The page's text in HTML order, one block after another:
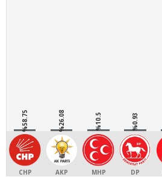
%58.75
CHP
%26.08
AKP
%10.5
MHP
%0.93
DP